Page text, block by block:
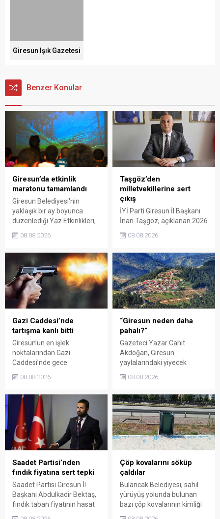
Giresun Işık Gazetesi
Benzer Konular
Giresun’da etkinlik
maratonu tamamlandı
Giresun Belediyesi'nin
yaklaşık bir ay boyunca
düzenlediği Yaz Etkinlikleri,
sanat ve eğlenceyle
organizasyonun ardından
Kadın El Emeği Pazarı'nın
süresi de 16 Ağustos'a
kadar uzatıldı.
08.08.2026
Taşgöz’den
milletvekillerine sert
çıkış
İYİ Parti Giresun İl Başkanı
İnan Taşgöz, açıklanan 2026
üzerinden iktidar
eleştirdi. Taşgöz, üreticinin
emeğinin karşılığını
alamadığını savunarak,
Giresun milletvekillerini
sessiz kalmakla suçladı.
08.08.2026
Gazi Caddesi’nde
tartışma kanlı bitti
Giresun’un en işlek
noktalarından Gazi
Caddesi’nde gece
kavgada A.E. ayağından
bölgede kısa süreli panik
yaşanırken polis geniş çaplı
soruşturma başlattı.
08.08.2026
“Giresun neden daha
pahalı?”
Gazeteci Yazar Cahit
Akdoğan, Giresun
yaylalarındaki yiyecek
belirgin biçimde yüksek
Valiliği, Tarım ve Orman İl
Müdürlüğü ile ilgili kurumları
denetime çağırdı. Akdoğan,
yüzde 50’ye ulaşan fiyat
farklarının araştırılması
gerektiğini söyledi.
08.08.2026
Saadet Partisi’nden
fındık fiyatına sert tepki
Saadet Partisi Giresun İl
Başkanı Abdulkadir Bektaş,
fındık taban fiyatının hasat
Çöp kovalarını söküp
çaldılar
Bulancak Belediyesi, sahil
yürüyüş yolunda bulunan
bazı çöp kovalarının kimliği